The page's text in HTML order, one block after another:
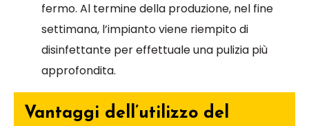
fermo. Al termine della produzione, nel fine
settimana, l’impianto viene riempito di
disinfettante per effettuale una pulizia più
approfondita.
Vantaggi dell’utilizzo del